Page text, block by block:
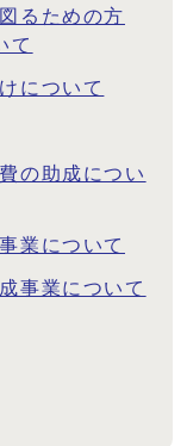
るための方
て
について
の助成につい
業について
事業について